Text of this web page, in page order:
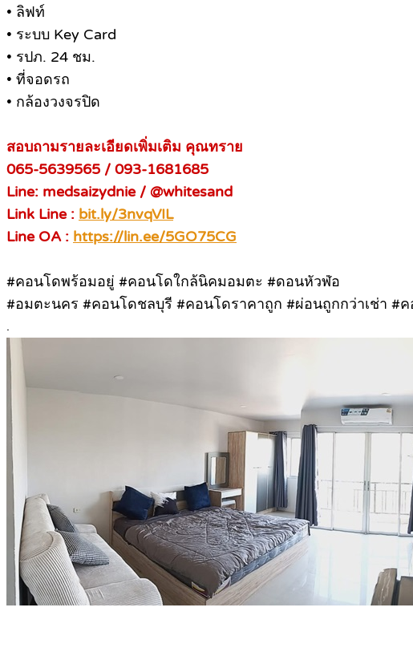
• ลิฟท์
• ระบบ Key Card
• รปภ. 24 ชม.
• ที่จอดรถ
• กล้องวงจรปิด
สอบถามรายละเอียดเพิ่มเติม คุณทราย
065-5639565 / 093-1681685
Line: medsaizydnie / @whitesand
Link Line : bit.ly/3nvqVIL
Line OA : https://lin.ee/5GO75CG
#คอนโดพร้อมอยู่ #คอนโดใกล้นิคมอมตะ #ดอนหัวฬ่อ
#อมตะนคร #คอนโดชลบุรี #คอนโดราคาถูก #ผ่อนถูกกว่าเช่า #
.